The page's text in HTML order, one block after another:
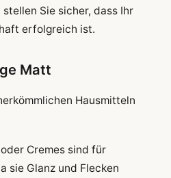
Sie sicher, dass Ihr
erfolgreich ist.
Matt
Hausmitteln
Cremes sind für
sie Glanz und Flecken